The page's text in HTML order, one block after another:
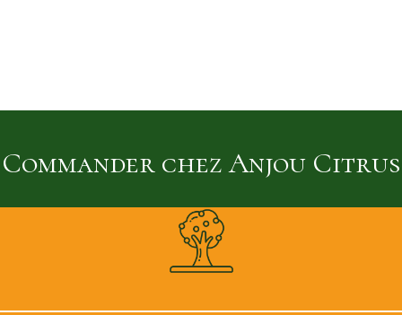
Commander chez Anjou Citrus